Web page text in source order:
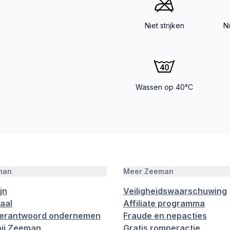
Niet strijken
Wassen op 40°C
ondernemen
Zeeman
Meer Zeeman
Veiligheidswaarschuwing
Affiliate programma
Fraude en nepacties
Gratis romperactie